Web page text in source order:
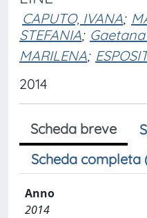
CAPUTO, IVANA;
STEFANIA;
MARILENA;
2014
Scheda breve
Scheda completa
Anno
2014